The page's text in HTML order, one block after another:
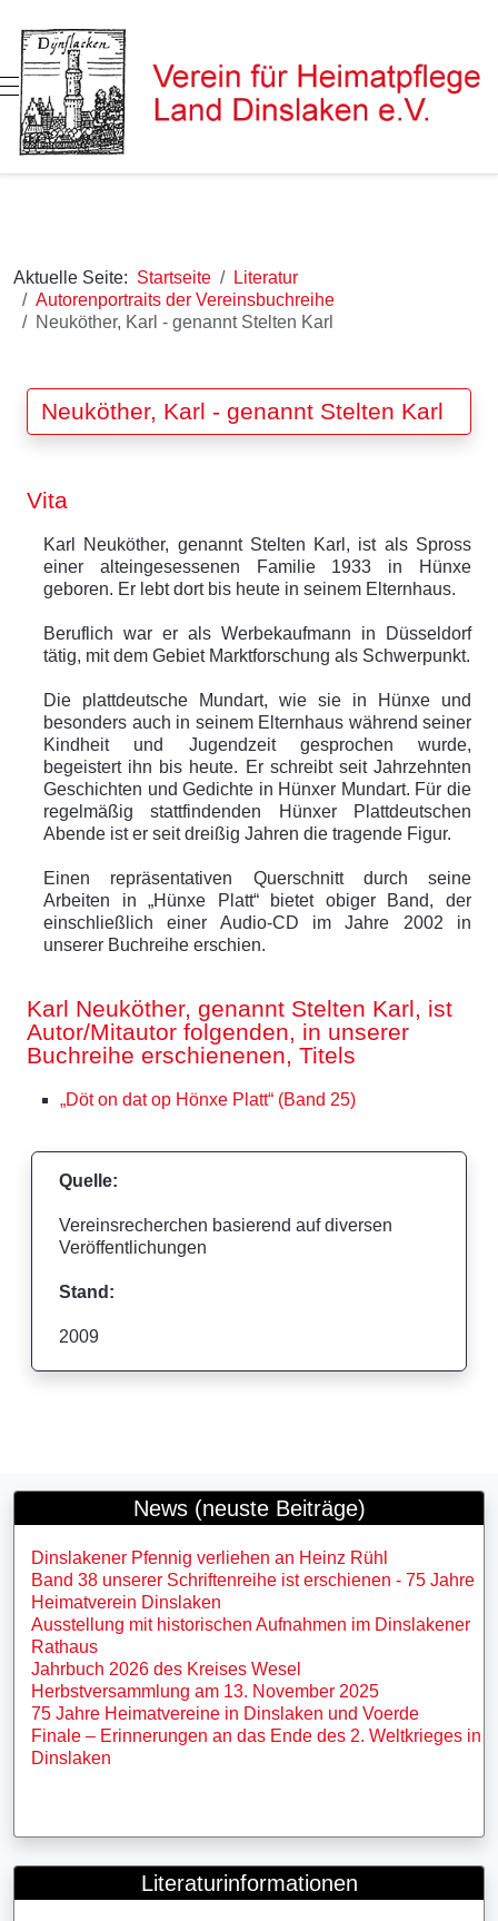
Mobile Menu Toggle
Aktuelle Seite: Startseite
Literatur
Autorenportraits der Vereinsbuchreihe
Neuköther, Karl - genannt Stelten Karl
Neuköther, Karl - genannt Stelten Karl
Vita
Karl Neuköther, genannt Stelten Karl, ist als Spross
einer alteingesessenen Familie 1933 in Hünxe
geboren. Er lebt dort bis heute in seinem Elternhaus.
Beruflich war er als Werbekaufmann in Düsseldorf
tätig, mit dem Gebiet Marktforschung als Schwerpunkt.
Die plattdeutsche Mundart, wie sie in Hünxe und
besonders auch in seinem Elternhaus während seiner
Kindheit und Jugendzeit gesprochen wurde,
begeistert ihn bis heute. Er schreibt seit Jahrzehnten
Geschichten und Gedichte in Hünxer Mundart. Für die
regelmäßig stattfindenden Hünxer Plattdeutschen
Abende ist er seit dreißig Jahren die tragende Figur.
Einen repräsentativen Querschnitt durch seine
Arbeiten in „Hünxe Platt“ bietet obiger Band, der
einschließlich einer Audio-CD im Jahre 2002 in
unserer Buchreihe erschien.
Karl Neuköther, genannt Stelten Karl, ist
Autor/Mitautor folgenden, in unserer
Buchreihe erschienenen, Titels
„Döt on dat op Hönxe Platt“ (Band 25)
Quelle:
Vereinsrecherchen basierend auf diversen
Veröffentlichungen
Stand:
2009
News (neuste Beiträge)
Dinslakener Pfennig verliehen an Heinz Rühl
Band 38 unserer Schriftenreihe ist erschienen - 75 Jahre
Heimatverein Dinslaken
Ausstellung mit historischen Aufnahmen im Dinslakener
Rathaus
Jahrbuch 2026 des Kreises Wesel
Herbstversammlung am 13. November 2025
75 Jahre Heimatvereine in Dinslaken und Voerde
Finale – Erinnerungen an das Ende des 2. Weltkrieges in
Dinslaken
Literaturinformationen